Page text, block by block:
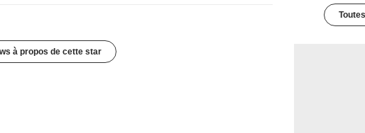
à propos de cette star